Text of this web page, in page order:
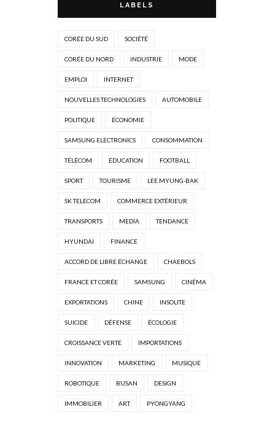
LABELS
CORÉE DU SUD SOCIÉTÉ
CORÉE DU NORD INDUSTRIE MODE
EMPLOI INTERNET
NOUVELLES TECHNOLOGIES AUTOMOBILE
POLITIQUE ÉCONOMIE
SAMSUNG ELECTRONICS CONSOMMATION
TÉLÉCOM ÉDUCATION FOOTBALL
SPORT TOURISME LEE MYUNG-BAK
SK TELECOM COMMERCE EXTÉRIEUR
TRANSPORTS MEDIA TENDANCE
HYUNDAI FINANCE
ACCORD DE LIBRE ÉCHANGE CHAEBOLS
FRANCE ET CORÉE SAMSUNG CINÉMA
EXPORTATIONS CHINE INSOLITE
SUICIDE DÉFENSE ÉCOLOGIE
CROISSANCE VERTE IMPORTATIONS
INNOVATION MARKETING MUSIQUE
ROBOTIQUE BUSAN DESIGN
IMMOBILIER ART PYONGYANG